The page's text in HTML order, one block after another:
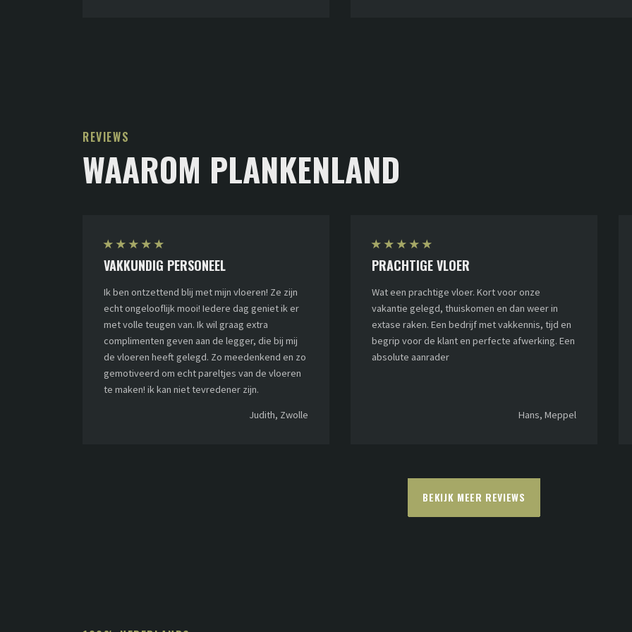
REVIEWS
WAAROM PLANKENLAND
★ ★ ★ ★ ★
VAKKUNDIG PERSONEEL
Ik ben ontzettend blij met mijn vloeren! Ze zijn
echt ongelooflijk mooi! Iedere dag geniet ik er
met volle teugen van. Ik wil graag extra
complimenten geven aan de legger, die bij mij
de vloeren heeft gelegd. Zo meedenkend en zo
gemotiveerd om echt pareltjes van de vloeren
te maken! ik kan niet tevredener zijn.
Judith, Zwolle
★ ★ ★ ★ ★
PRACHTIGE VLOER
Wat een prachtige vloer. Kort voor onze
vakantie gelegd, thuiskomen en dan weer in
extase raken. Een bedrijf met vakkennis, tijd en
begrip voor de klant en perfecte afwerking. Een
absolute aanrader
Hans, Meppel
BEKIJK MEER REVIEWS